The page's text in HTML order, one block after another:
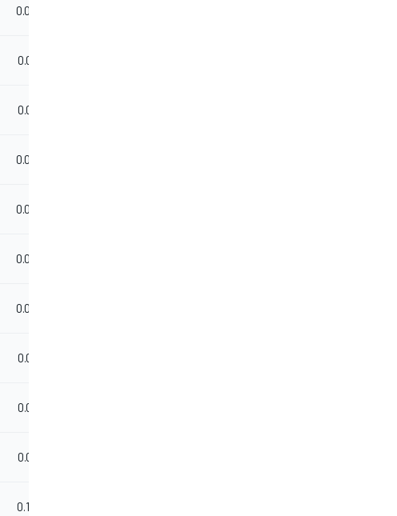
0.006
0.001
0.041
0.004
0.036
0.062
0.049
0.061
0.001
0.031
0.106